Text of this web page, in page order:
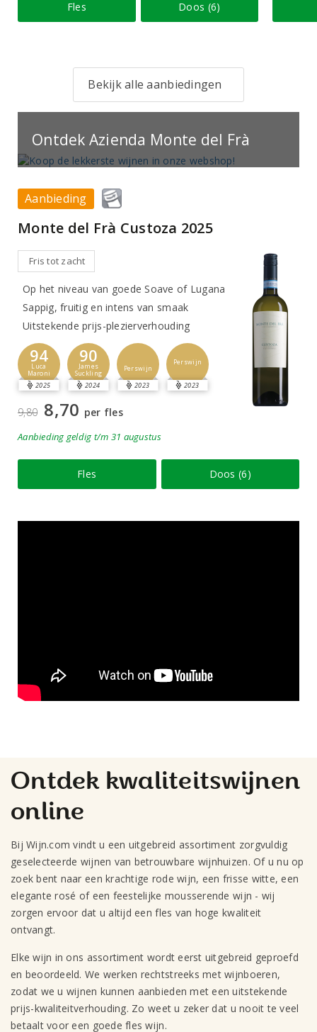
Fles Doos (6)
Bekijk alle aanbiedingen
Ontdek Azienda Monte del Frà
Aanbieding
Monte del Frà Custoza 2025
Fris tot zacht
Op het niveau van goede Soave of Lugana
Sappig, fruitig en intens van smaak
Uitstekende prijs-plezierverhouding
94
Luca
Maroni
2025
90
James
Suckling
2024
Perswijn
2023
Perswijn
2023
9,80 8,70 per fles
Aanbieding geldig t/m 31 augustus
Fles Doos (6)
Ontdek kwaliteitswijnen
online
Bij Wijn.com vindt u een uitgebreid assortiment zorgvuldig
geselecteerde wijnen van betrouwbare wijnhuizen. Of u nu op
zoek bent naar een krachtige rode wijn, een frisse witte, een
elegante rosé of een feestelijke mousserende wijn - wij
zorgen ervoor dat u altijd een fles van hoge kwaliteit
ontvangt.
Elke wijn in ons assortiment wordt eerst uitgebreid geproefd
en beoordeeld. We werken rechtstreeks met wijnboeren,
zodat we u wijnen kunnen aanbieden met een uitstekende
prijs-kwaliteitverhouding. Zo weet u zeker dat u nooit te veel
betaalt voor een goede fles wijn.